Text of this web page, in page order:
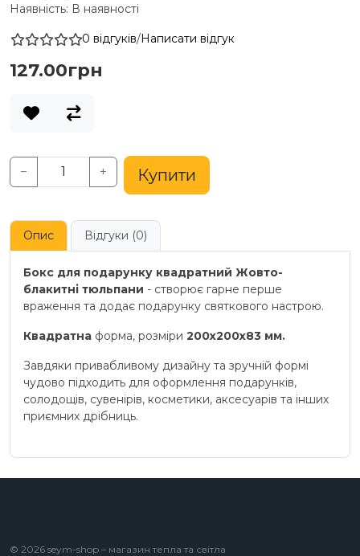
Наявність: В наявності
0 відгуків/Написати відгук
127.00грн
− + Купити
Опис Відгуки (0)
Бокс для подарунку квадратний Жовто-
блакитні тюльпани - створює гарне перше
враження та додає подарунку святкового настрою.
Квадратна форма, розміри 200x200x83 мм.
Завдяки привабливому дизайну та зручній формі
чудово підходить для оформлення подарунків,
солодощів, сувенірів, косметики, аксесуарів та інших
приємних дрібниць.
© 2026 seym-shop – магазин тепла та світла